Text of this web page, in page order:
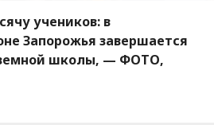
учеников: в
Запорожья завершается
школы, — ФОТО,